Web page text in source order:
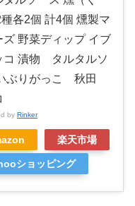
各2個 計4個 燻製マ
ズ 野菜ディップ イブ
コ 漬物 タルタルソ
ぶりがっこ 秋田
by Rinker
楽天市場
ショッピング